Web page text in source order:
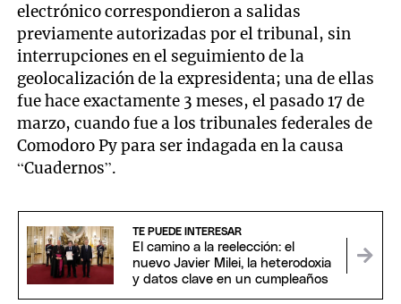
electrónico correspondieron a salidas
previamente autorizadas por el tribunal, sin
interrupciones en el seguimiento de la
geolocalización de la expresidenta; una de ellas
fue hace exactamente 3 meses, el pasado 17 de
marzo, cuando fue a los tribunales federales de
Comodoro Py para ser indagada en la causa
“Cuadernos”.
TE PUEDE INTERESAR
El camino a la reelección: el
nuevo Javier Milei, la heterodoxia
y datos clave en un cumpleaños